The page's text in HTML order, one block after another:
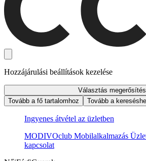
Hozzájárulási beállítások kezelése
Választás
Tovább a fő tartalomhoz
Tovább a
Ingyenes átvétel az üzletben
MODIVOclub Mobilalkalmazás
kapcsolat